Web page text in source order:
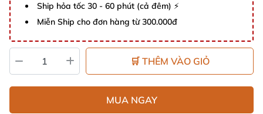
Ship hỏa tốc 30 - 60 phút (cả đêm) ⚡
Miễn Ship cho đơn hàng từ 300.000đ
🛒 THÊM VÀO GIỎ
MUA NGAY